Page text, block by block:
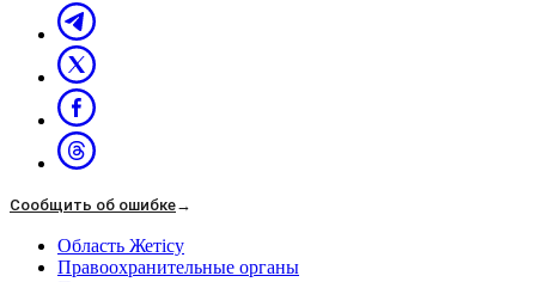
Сообщить об ошибке→
Область Жетісу
Правоохранительные органы